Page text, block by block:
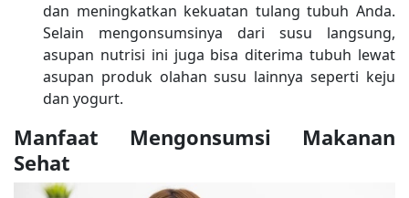
dan meningkatkan kekuatan tulang tubuh Anda.
Selain mengonsumsinya dari susu langsung,
asupan nutrisi ini juga bisa diterima tubuh lewat
asupan produk olahan susu lainnya seperti keju
dan yogurt.
Manfaat Mengonsumsi Makanan
Sehat